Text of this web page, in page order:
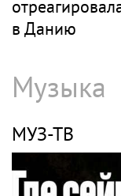
в Данию
Музыка
МУЗ-ТВ